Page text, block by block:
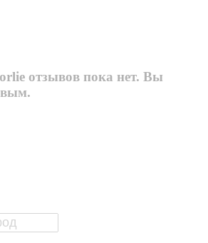
отзывов пока нет. Вы